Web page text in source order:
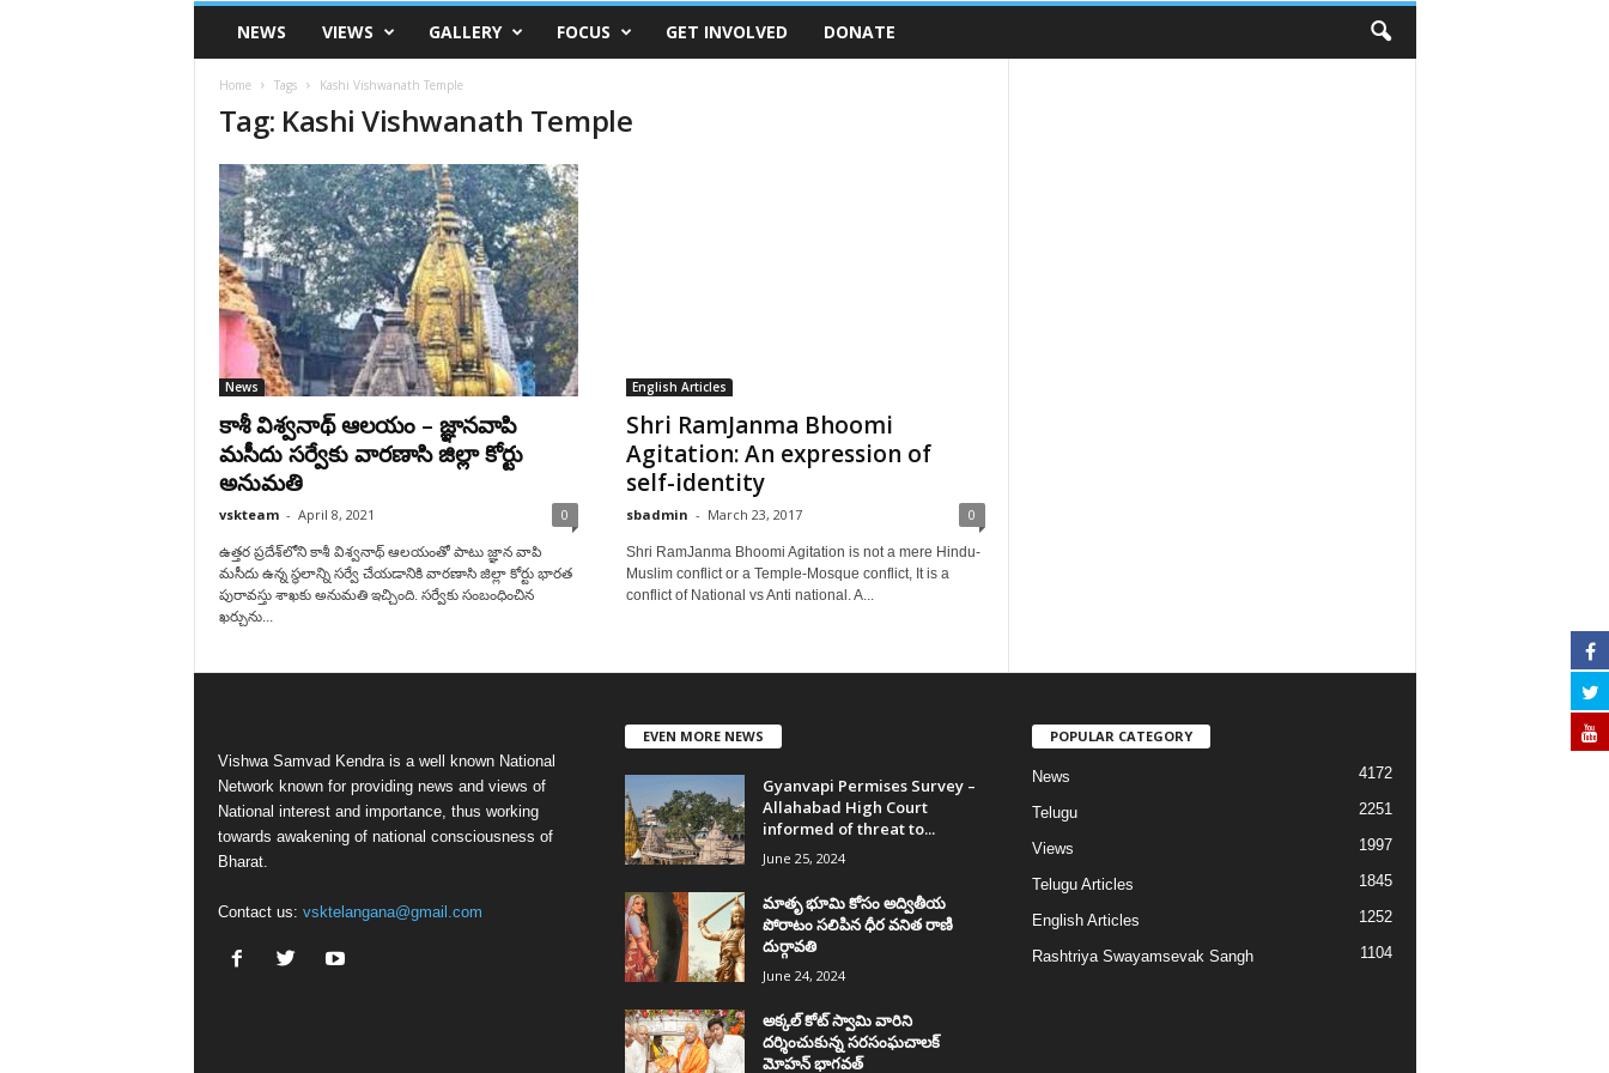
VSK
TelanganaNEWS VIEWS GALLERY FOCUS GET INVOLVED DONATE
Home Tags Kashi Vishwanath Temple
Tag: Kashi Vishwanath Temple
News
కాశీ విశ్వనాథ్ ఆలయం – జ్ఞానవాపి
మసీదు స‌ర్వేకు వార‌ణాసి జిల్లా కోర్టు
అనుమ‌తి
vskteam - April 8, 2021 0
ఉత్త‌ర ప్ర‌దేశ్‌లోని కాశీ విశ్వనాథ్ ఆలయంతో పాటు జ్ఞాన వాపి
మసీదు ఉన్న స్థ‌లాన్ని సర్వే చేయడానికి వారణాసి జిల్లా కోర్టు భార‌త
పురావస్తు శాఖకు అనుమతి ఇచ్చింది. సర్వేకు సంబంధించిన
ఖర్చును...
English Articles
Shri RamJanma Bhoomi
Agitation: An expression of
self-identity
sbadmin - March 23, 2017 0
Shri RamJanma Bhoomi Agitation is not a mere Hindu-
Muslim conflict or a Temple-Mosque conflict, It is a
conflict of National vs Anti national. A...
Vishwa Samvad Kendra is a well known National
Network known for providing news and views of
National interest and importance, thus working
towards awakening of national consciousness of
Bharat.
Contact us: vsktelangana@gmail.com
EVEN MORE NEWS
Gyanvapi Permises Survey –
Allahabad High Court
informed of threat to...
June 25, 2024
మాతృ భూమి కోసం అద్వితీయ
పోరాటం సలిపిన ధీర వనిత రాణి
దుర్గావతి
June 24, 2024
అక్కల్‌ కోట్‌ స్వామి వారిని
దర్శించుకున్న సరసంఘచాలక్
మోహన్ భాగవత్
POPULAR CATEGORY
News 4172
Telugu 2251
Views 1997
Telugu Articles 1845
English Articles 1252
Rashtriya Swayamsevak Sangh 1104